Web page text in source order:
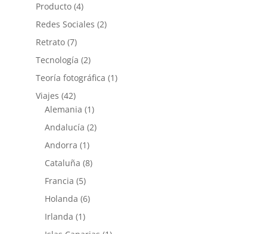
Producto(4)
Redes Sociales (2)
Retrato(7)
Tecnología (2)
Teoría fotográfica (1)
Viajes (42)
Alemania (1)
Andalucía (2)
Andorra (1)
Cataluña (8)
Francia (5)
Holanda (6)
Irlanda (1)